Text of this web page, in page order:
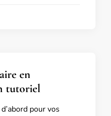
en
tutoriel
pour vos